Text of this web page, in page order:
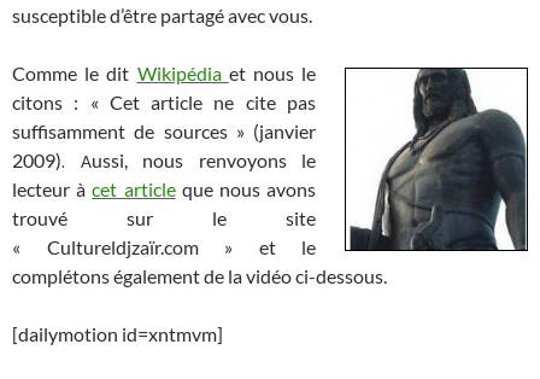
susceptible d’être partagé avec vous.
Comme le dit Wikipédia et nous le
citons : « Cet article ne cite pas
suffisamment de sources » (janvier
2009). Aussi, nous renvoyons le
lecteur àcet articleque nous avons
trouvé sur le site
« Cultureldjzaïr.com » et le
complétons également de la vidéo ci-dessous.
[dailymotion id=xntmvm]